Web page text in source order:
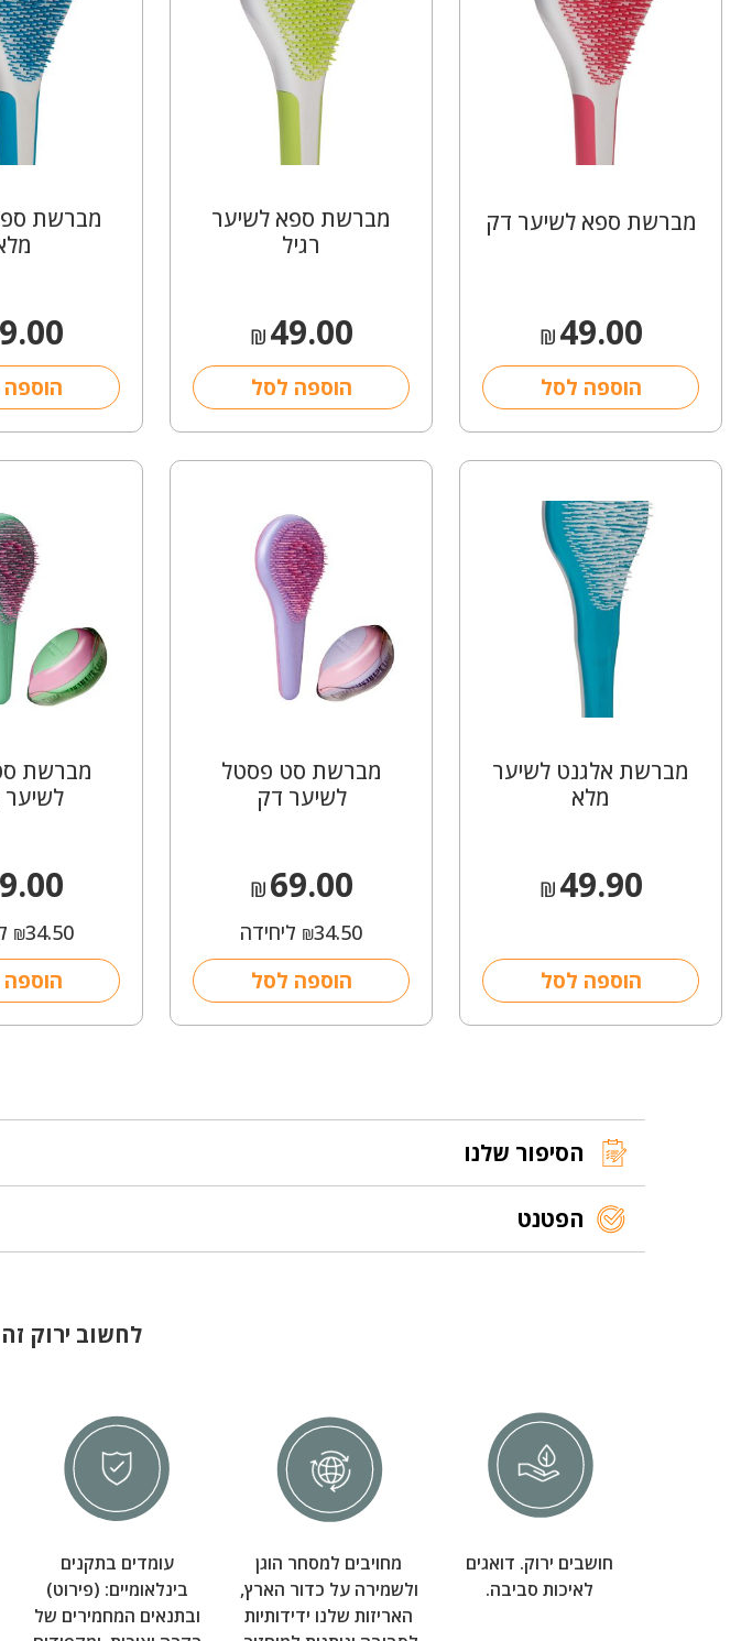
מברשת ספא לשיער דק
₪49.00
הוספה לסל
מברשת ספא לשיער
רגיל
₪49.00
הוספה לסל
מברשת
מברשת אלגנט לשיער
מלא
₪49.90
הוספה לסל
מברשת סט פסטל
לשיער דק
₪69.00
₪34.50 ליחידה
הוספה לסל
מברשת
₪34.50
הסיפור שלנו
הפטנט
לחשוב ירוק
חושבים ירוק. דואגים
לאיכות סביבה.
מחויבים למסחר הוגן
ולשמירה על כדור הארץ,
האריזות שלנו ידידותיות
עומדים בתקנים
בינלאומיים: (פירוט)
ובתנאים המחמירים של